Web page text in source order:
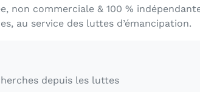
non commerciale & 100 %
au service des luttes d’émancipation.
depuis les luttes